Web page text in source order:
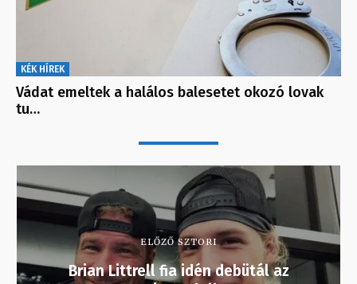
KÉK HÍREK
Vádat emeltek a halálos balesetet okozó lovak
tu…
ELŐZŐ SZTORI
Brian Littrell fia idén debütál az